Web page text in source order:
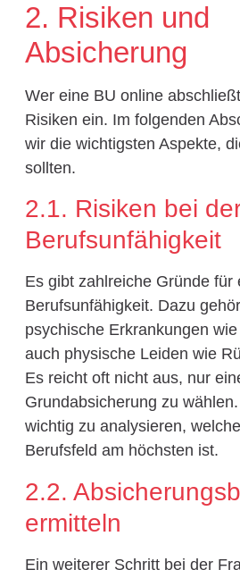
2. Risiken und
Absicherung
Wer eine BU online
Risiken ein. Im folgenden
wir die wichtigsten Aspekte,
sollten.
2.1. Risiken bei
Berufsunfähigkeit
Es gibt zahlreiche Gründe für
Berufsunfähigkeit. Dazu
psychische Erkrankungen
auch physische Leiden wie
Es reicht oft nicht aus, nur
Grundabsicherung zu
wichtig zu analysieren,
Berufsfeld am höchsten ist.
2.2.
ermitteln
Ein weiterer Schritt bei der